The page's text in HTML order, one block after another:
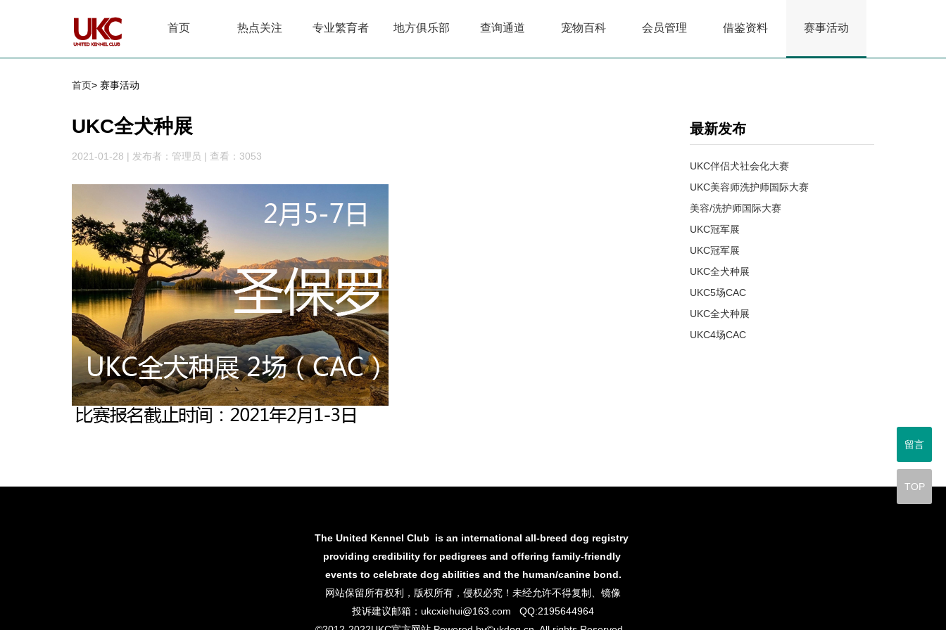
首页 热点关注 专业繁育者 地方俱乐部 查询通道 宠物百科 会员管理 借鉴资料 赛事活动
首页> 赛事活动
UKC全犬种展
2021-01-28 | 发布者：管理员 | 查看：3053
最新发布
UKC伴侣犬社会化大赛
UKC美容师洗护师国际大赛
美容/洗护师国际大赛
UKC冠军展
UKC冠军展
UKC全犬种展
UKC5场CAC
UKC全犬种展
UKC4场CAC
The United Kennel Club is an international all-breed dog registry
providing credibility for pedigrees and offering family-friendly
events to celebrate dog abilities and the human/canine bond.
网站保留所有权利， 版权所有，侵权必究！未经允许不得复制、镜像
投诉建议邮箱：ukcxiehui@163.com QQ:2195644964
留言
TOP